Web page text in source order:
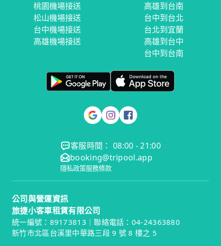
桃園機場接送
松山機場接送
台中機場接送
高雄機場接送
高雄到台南
台中到台北
台北到宜蘭
高雄到台中
台中到台南
客服時間： 08:00 - 21:00
booking@tripool.app
隱私政策服務條款
公司與營運資訊
旅捷小客車租賃有限公司
統一編號：89173813｜聯絡電話：04-24363880
新竹市北區台溪里中華路三段 9 號 8 樓之 5